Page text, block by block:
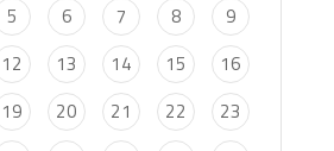
5 6 7 8
9
12 13 14 15
16
19 20 21 22
23